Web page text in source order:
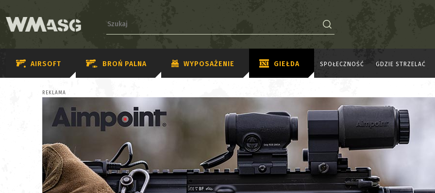
AIRSOFT BROŃ PALNA WYPOSAŻENIE GIEŁDA SPOŁECZNOŚĆ GDZIE STRZELAĆ
REKLAMA